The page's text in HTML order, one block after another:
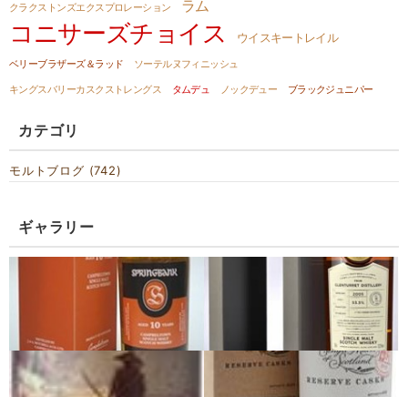
クラクストンズエクスプロレーション
ラム
コニサーズチョイス ウイスキートレイル
ベリーブラザーズ＆ラッド
ソーテルヌフィニッシュ
キングスバリーカスクストレングス
タムデュ ノックデュー ブラックジュニパー
カテゴリ
モルトブログ (742)
ギャラリー